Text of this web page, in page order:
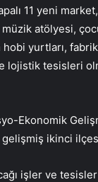
11 yeni
atölyesi,
yurtları,
lojistik tesisleri
Ekonomik
gelişmiş ikinci
işler ve